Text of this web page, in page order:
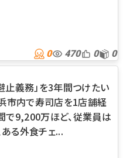
0 470 0 0
止義務」を3年間つけたい
市内で寿司店を1店舗経
で9,200万ほど、従業員は
ある外食チェ...